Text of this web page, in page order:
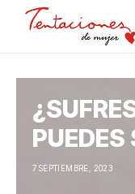
PUEDES
7 SEPTIEMBRE, 2023